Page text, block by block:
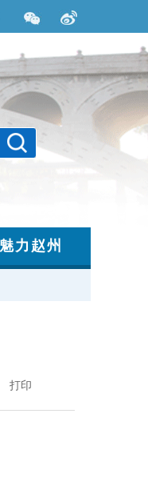
打印